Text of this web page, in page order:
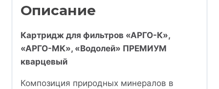
Описание
Картридж для фильтров «АРГО-К»,
«АРГО-МК», «Водолей» ПРЕМИУМ
кварцевый
Композиция природных минералов в